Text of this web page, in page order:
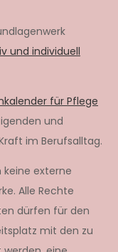
und individuell
für Pflege
und
im Berufsalltag.
keine externe
Alle Rechte
dürfen für den
mit den zu